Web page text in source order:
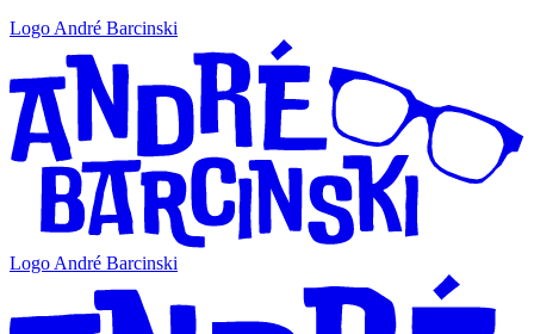
Logo André Barcinski
Logo André Barcinski